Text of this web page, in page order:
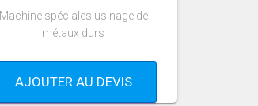
Machine spéciales usinage de
métaux durs
AJOUTER AU DEVIS